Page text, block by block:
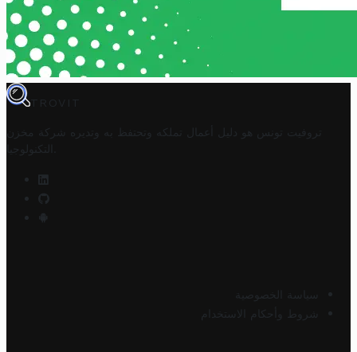
TROVIT
تروفيت تونس هو دليل أعمال تملكه وتحتفظ به وتديره
شركة مخزن
التكنولوجيا
سياسة الخصوصية
شروط وأحكام الاستخدام